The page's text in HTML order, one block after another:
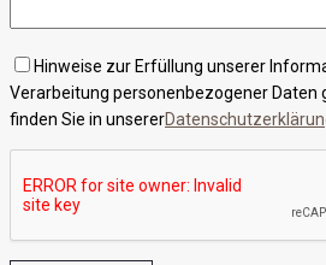
Hinweise zur Erfüllung unserer
Verarbeitung personenbezogener Daten
finden Sie in unserer